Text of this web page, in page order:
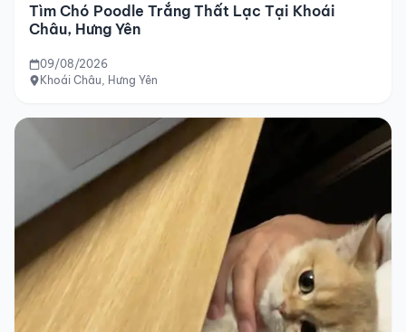
Tìm Chó Poodle Trắng Thất Lạc Tại Khoái
Châu, Hưng Yên
09/08/2026
Khoái Châu, Hưng Yên